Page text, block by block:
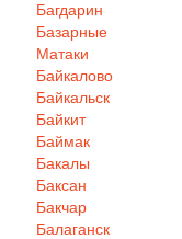
Багдарин
Базарные
Матаки
Байкалово
Байкальск
Байкит
Баймак
Бакалы
Баксан
Бакчар
Балаганск